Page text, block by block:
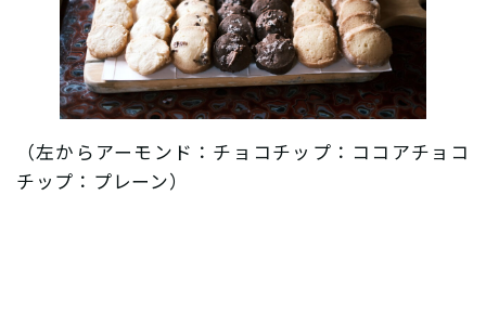
（左からアーモンド：チョコチップ：ココアチョコ
チップ：プレーン）